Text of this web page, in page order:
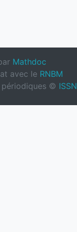
Mathdoc
avec le RNBM
© ISSN